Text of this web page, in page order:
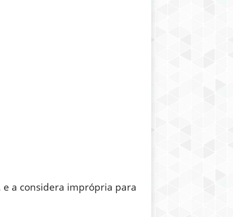
e a considera imprópria para